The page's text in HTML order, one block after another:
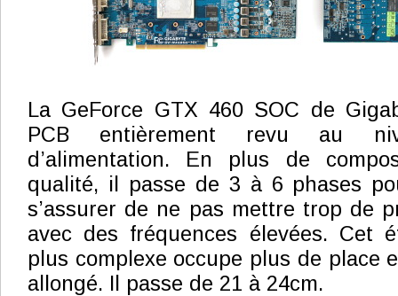
La GeForce GTX 460 SOC de
PCB entièrement revu au
d’alimentation. En plus de
qualité, il passe de 3 à 6 phases
s’assurer de ne pas mettre trop de
avec des fréquences élevées. Cet
plus complexe occupe plus de place
allongé. Il passe de 21 à 24cm.